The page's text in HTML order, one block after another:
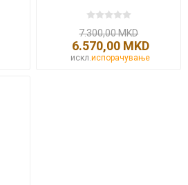
7.300,00 MKD
6.570,00 MKD
искл.испорачување